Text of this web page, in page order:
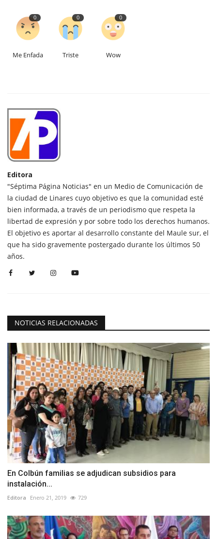
0
Me Enfada
0
Triste
0
Wow
Editora
"Séptima Página Noticias" en un Medio de Comunicación de
la ciudad de Linares cuyo objetivo es que la comunidad esté
bien informada, a través de un periodismo que respeta la
libertad de expresión y por sobre todo los derechos humanos.
El objetivo es aportar al desarrollo constante del Maule sur, el
que ha sido gravemente postergado durante los últimos 50
años.
NOTICIAS RELACIONADAS
En Colbún familias se adjudican subsidios para
instalación...
Editora Enero 21, 2019 729